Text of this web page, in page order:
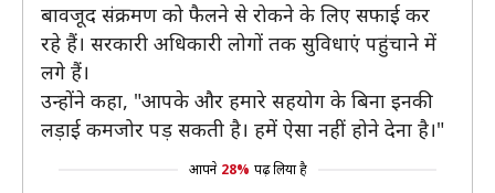
बावजूद संक्रमण को फैलने से रोकने के लिए सफाई कर
रहे हैं। सरकारी अधिकारी लोगों तक सुविधाएं पहुंचाने में
लगे हैं।
उन्होंने कहा, "आपके और हमारे सहयोग के बिना इनकी
लड़ाई कमजोर पड़ सकती है। हमें ऐसा नहीं होने देना है।"
आपने 28% पढ़ लिया है